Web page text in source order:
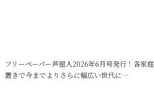
フリーペーパー芦屋人2026年6月号発行！各家
置きで今までよりさらに幅広い世代に…